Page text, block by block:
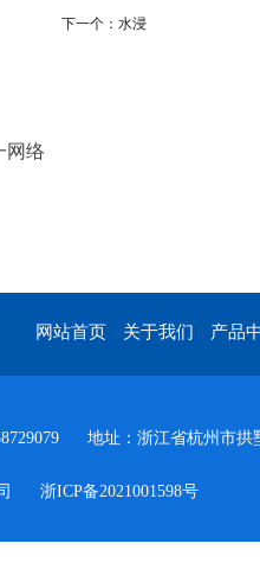
下一个：水浸
网络
网站首页 关于我们 产品
地址：浙江省杭州市拱
浙ICP备2021001598号